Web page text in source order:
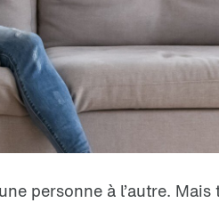
personne à l’autre.